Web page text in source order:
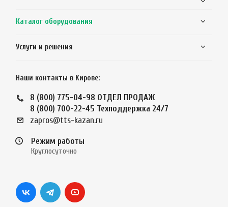
Каталог оборудования
Услуги и решения
Наши контакты в Кирове:
8 (800) 775-04-98 ОТДЕЛ ПРОДАЖ
8 (800) 700-22-45 Техподдержка 24/7
zapros@tts-kazan.ru
Режим работы
Круглосуточно